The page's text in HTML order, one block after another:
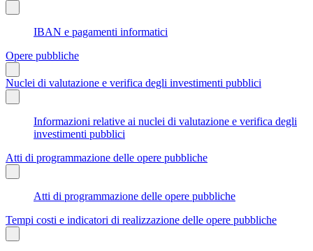
IBAN e pagamenti informatici
Opere pubbliche
Nuclei di valutazione e verifica degli investimenti pubblici
Informazioni relative ai nuclei di valutazione e verifica degli
investimenti pubblici
Atti di programmazione delle opere pubbliche
Atti di programmazione delle opere pubbliche
Tempi costi e indicatori di realizzazione delle opere pubbliche